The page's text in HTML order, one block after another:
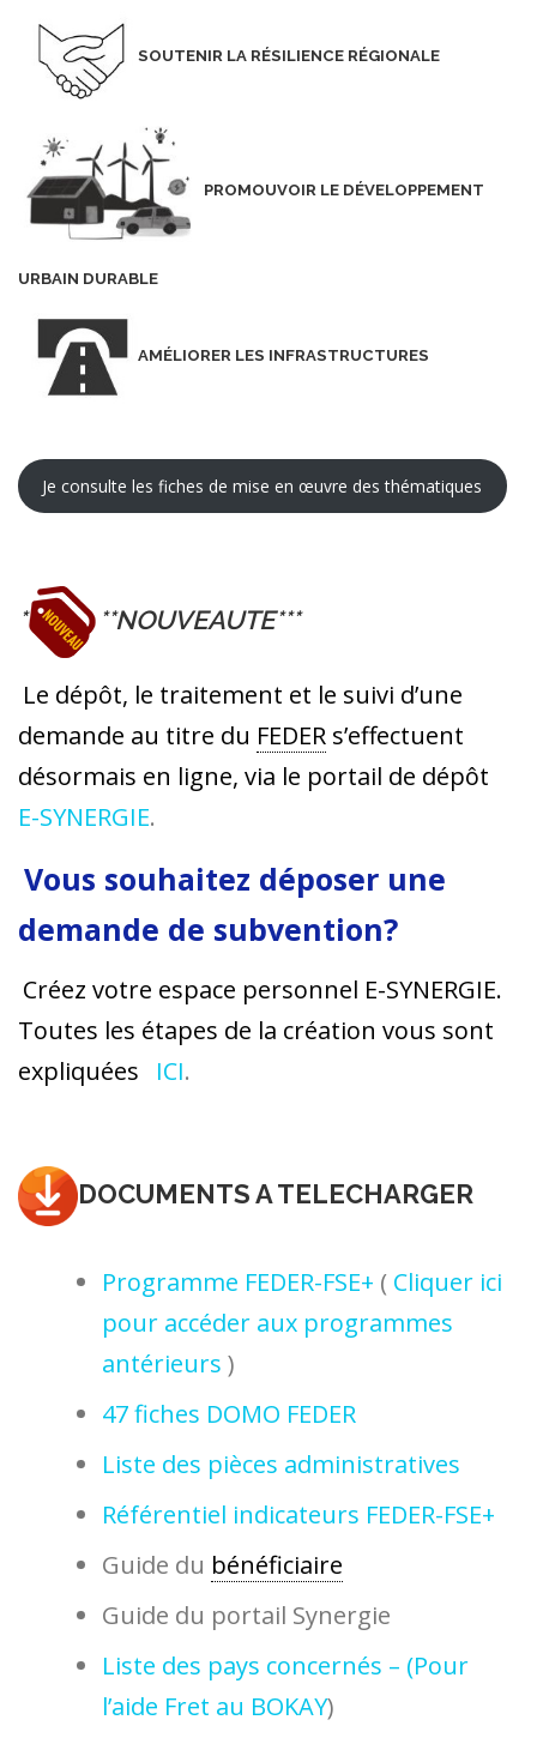
SOUTENIR LA RÉSILIENCE RÉGIONALE
PROMOUVOIR LE DÉVELOPPEMENT
URBAIN DURABLE
AMÉLIORER LES INFRASTRUCTURES
Je consulte les fiches de mise en œuvre des thématiques
* **NOUVEAUTE***
Le dépôt, le traitement et le suivi d’une
demande au titre du FEDER s’effectuent
désormais en ligne, via le portail de dépôt
E-SYNERGIE.
Vous souhaitez déposer une
demande de subvention?
Créez votre espace personnel E-SYNERGIE.
Toutes les étapes de la création vous sont
expliquées
ICI.
DOCUMENTS A TELECHARGER
Programme FEDER-FSE+ ( Cliquer ici
pour accéder aux programmes
antérieurs )
47 fiches DOMO FEDER
Liste des pièces administratives
Référentiel indicateurs FEDER-FSE+
Guide du bénéficiaire
Guide du portail Synergie
Liste des pays concernés – (Pour
l’aide Fret au BOKAY)